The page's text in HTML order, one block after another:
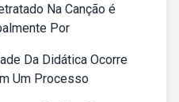
Na Canção é
Por
Da Didática Ocorre
Um Processo